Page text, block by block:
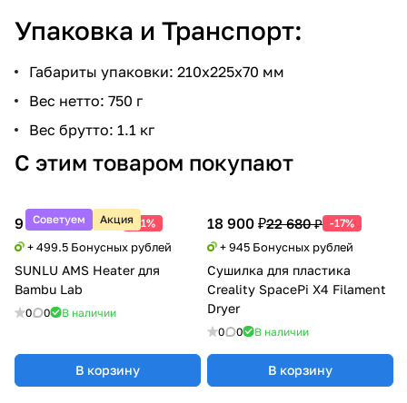
Упаковка и Транспорт:
Габариты упаковки: 210х225х70 мм
Вес нетто: 750 г
Вес брутто: 1.1 кг
С этим товаром покупают
Советуем Акция
9 990 ₽20 388 ₽ -51%
+ 499.5 Бонусных рублей
SUNLU AMS Heater для
Bambu Lab
0 0 В наличии
В корзину
18 900 ₽22 680 ₽ -17%
+ 945 Бонусных рублей
Сушилка для пластика
Creality SpacePi X4 Filament
Dryer
0 0 В наличии
В корзину